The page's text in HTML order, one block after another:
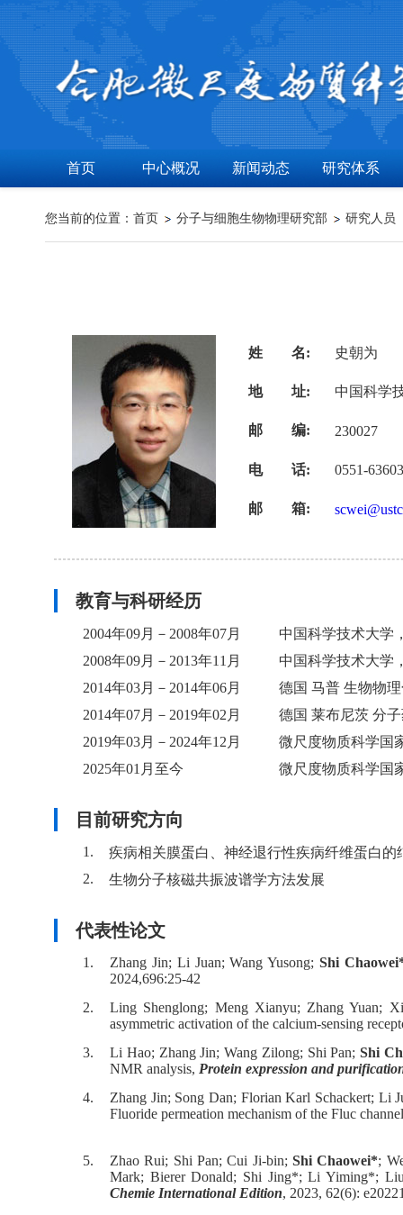
首页 中心概况 新闻动态 研究体系
您当前的位置： 首页 分子与细胞生物物理研究部 研究人员
姓 名: 史朝为
地 址: 中国科学
邮 编: 230027
电 话: 0551-
邮 箱:
教育与科研经历
2004年09月－2008年07月
中国科学技术大学
2008年09月－2013年11月
中国科学技术大学
2014年03月－2014年06月
德国 马普 生物物
2014年07月－2019年02月
德国 莱布尼茨 分
2019年03月－2024年12月
微尺度物质科学国
2025年01月至今
微尺度物质科学国
目前研究方向
1.
疾病相关膜蛋白、神经退行性疾病纤维蛋白的
2.
生物分子核磁共振波谱学方法发展
代表性论文
1. Zhang Jin; Li Juan; Wang Yusong;Shi
2024,696:25-42
2.
Ling Shenglong; Meng Xianyu; Zhang Yuan;
asymmetric activation of the calcium-sensing
3.
Li Hao; Zhang Jin; Wang Zilong; Shi Pan;Shi
NMR analysis, Protein expression and
4.
Zhang Jin; Song Dan; Florian Karl Schackert; Li
Fluoride permeation mechanism of the Fluc
5. Zhao Rui; Shi Pan; Cui Ji-bin; Shi Chaowei*;
Mark; Bierer Donald; Shi Jing*; Li Yiming*; Liu
Chemie International Edition, 2023, 62(6):